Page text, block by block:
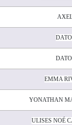
EMMA
YONATHAN
ULISES NOÉ